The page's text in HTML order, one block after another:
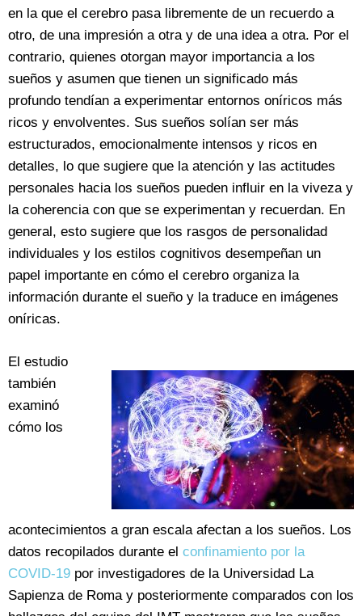
en la que el cerebro pasa libremente de un recuerdo a
otro, de una impresión a otra y de una idea a otra. Por el
contrario, quienes otorgan mayor importancia a los
sueños y asumen que tienen un significado más
profundo tendían a experimentar entornos oníricos más
ricos y envolventes. Sus sueños solían ser más
estructurados, emocionalmente intensos y ricos en
detalles, lo que sugiere que la atención y las actitudes
personales hacia los sueños pueden influir en la viveza y
la coherencia con que se experimentan y recuerdan. En
general, esto sugiere que los rasgos de personalidad
individuales y los estilos cognitivos desempeñan un
papel importante en cómo el cerebro organiza la
información durante el sueño y la traduce en imágenes
oníricas.
El estudio
también
examinó
cómo los
acontecimientos a gran escala afectan a los sueños. Los
datos recopilados durante el confinamiento por la
COVID-19 por investigadores de la Universidad La
Sapienza de Roma y posteriormente comparados con los